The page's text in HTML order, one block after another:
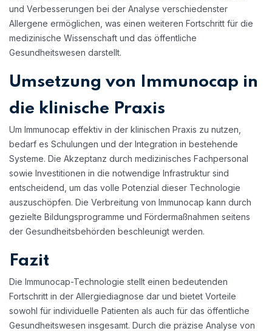
und Verbesserungen bei der Analyse verschiedenster
Allergene ermöglichen, was einen weiteren Fortschritt für die
medizinische Wissenschaft und das öffentliche
Gesundheitswesen darstellt.
Umsetzung von Immunocap in
die klinische Praxis
Um Immunocap effektiv in der klinischen Praxis zu nutzen,
bedarf es Schulungen und der Integration in bestehende
Systeme. Die Akzeptanz durch medizinisches Fachpersonal
sowie Investitionen in die notwendige Infrastruktur sind
entscheidend, um das volle Potenzial dieser Technologie
auszuschöpfen. Die Verbreitung von Immunocap kann durch
gezielte Bildungsprogramme und Fördermaßnahmen seitens
der Gesundheitsbehörden beschleunigt werden.
Fazit
Die Immunocap-Technologie stellt einen bedeutenden
Fortschritt in der Allergiediagnose dar und bietet Vorteile
sowohl für individuelle Patienten als auch für das öffentliche
Gesundheitswesen insgesamt. Durch die präzise Analyse von